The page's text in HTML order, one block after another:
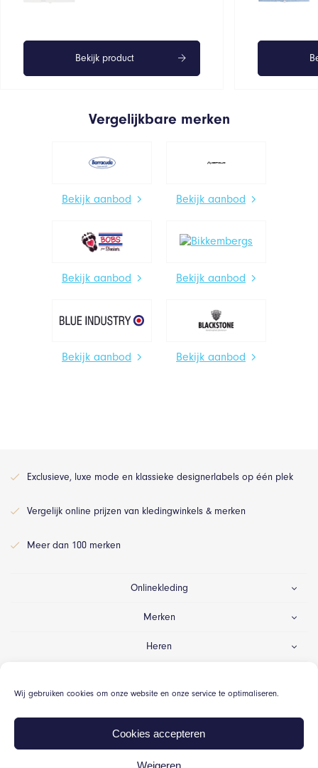
Wij gebruiken cookies om onze website en onze service te optimaliseren.
Cookies accepteren
Weigeren
Bekijk product
Vergelijkbare merken
Bekijk aanbod Bekijk aanbod
Bekijk aanbod Bekijk aanbod
Bekijk aanbod Bekijk aanbod
Exclusieve, luxe mode en klassieke designerlabels op één plek
Vergelijk online prijzen van kledingwinkels & merken
Meer dan 100 merken
Onlinekleding
Merken
Heren